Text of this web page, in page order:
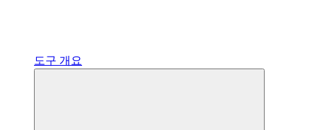
도구 개요